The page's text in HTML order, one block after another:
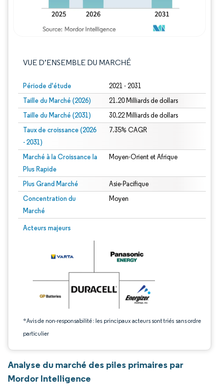
VUE D’ENSEMBLE DU MARCHÉ
Période d'étude 2021 - 2031
Taille du Marché (2026) 21.20 Milliards de dollars
Taille du Marché (2031) 30.22 Milliards de dollars
Taux de croissance (2026
- 2031)
7.35% CAGR
Marché à la Croissance la
Plus Rapide
Moyen-Orient et Afrique
Plus Grand Marché Asie-Pacifique
Concentration du
Marché
Moyen
Acteurs majeurs
*Avis de non-responsabilité : les principaux acteurs sont triés sans ordre
particulier
Image © Mordor Intelligence. La réutilisation nécessite une attribution sous CC
Analyse du marché des piles primaires par
Mordor Intelligence